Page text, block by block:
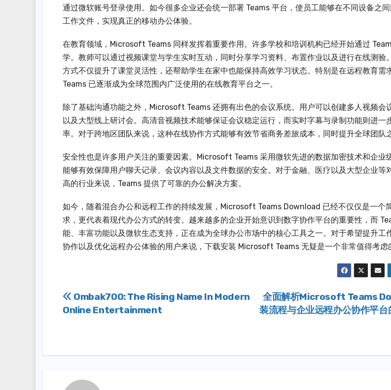
通过微软账号登录使用。如今很多企业还会统一部署 Teams 平台，使员工能够在不同设备之
工作文件，实现真正的移动办公体验。
在教育领域，Microsoft Teams 同样发挥着重要作用。许多学校和培训机构已经开始通过
学。教师可以通过视频课堂与学生实时互动，同时分享学习资料、布置作业以及进行在线测验
方式不仅提升了课堂灵活性，还帮助学生在家中也能保持高效学习状态。特别是在远程教育需
Teams 已逐渐成为全球范围内广泛使用的在线教育平台之一。
除了基础沟通功能之外，Microsoft Teams 还拥有出色的会议系统。用户可以创建多人视频会
以及大型线上研讨会。高清音视频技术能够保证会议稳定运行，而实时字幕与录制功能则进一
率。对于跨地区团队来说，这种在线协作方式能够有效节省商务差旅成本，同时提升全球团队
安全性也是许多用户关注的重要因素。Microsoft Teams 采用微软先进的数据加密技术和企业
能够有效保障用户聊天记录、会议内容以及文件数据的安全。对于金融、医疗以及大型企业等
高的行业来说，Teams 提供了可靠的办公解决方案。
如今，随着混合办公和远程工作的持续发展，Microsoft Teams Download 已经不仅仅是一个
求，更代表着现代办公方式的转变。越来越多的企业开始意识到数字协作平台的重要性，而
能、丰富功能以及微软生态支持，正在成为全球办公市场中的核心工具之一。对于希望提升工
协作以及优化远程办公体验的用户来说，下载安装 Microsoft Teams 无疑是一个非常值得考虑
Post
全面解析Microsoft Teams
装流程与企业远程办公协作平
Ombak700: The Rising Name In Modern
Online Entertainment